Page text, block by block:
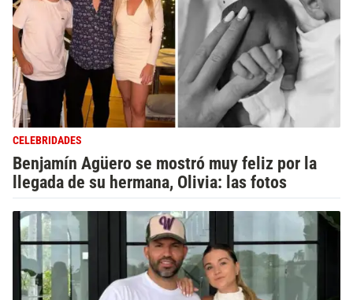
CELEBRIDADES
Benjamín Agüero se mostró muy feliz por la
llegada de su hermana, Olivia: las fotos